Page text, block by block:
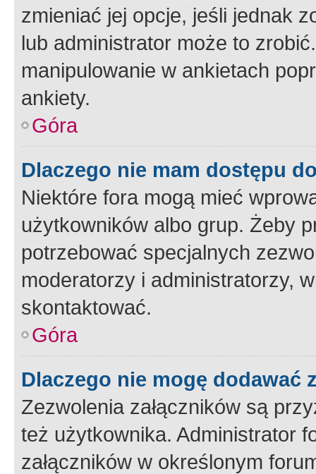
zmieniać jej opcje, jeśli jednak
lub administrator może to
manipulowanie w ankietach
ankiety.
Góra
Dlaczego nie mam dostępu
Niektóre fora mogą mieć
użytkowników albo grup. Żeby
potrzebować specjalnych
moderatorzy i administratorzy,
skontaktować.
Góra
Dlaczego nie mogę dodawać
Zezwolenia załączników są
też użytkownika. Administrator
załączników w określonym